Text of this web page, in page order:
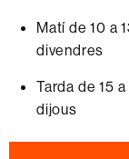
Matí de 10 a
divendres
Tarda de 15
dijous
Informació